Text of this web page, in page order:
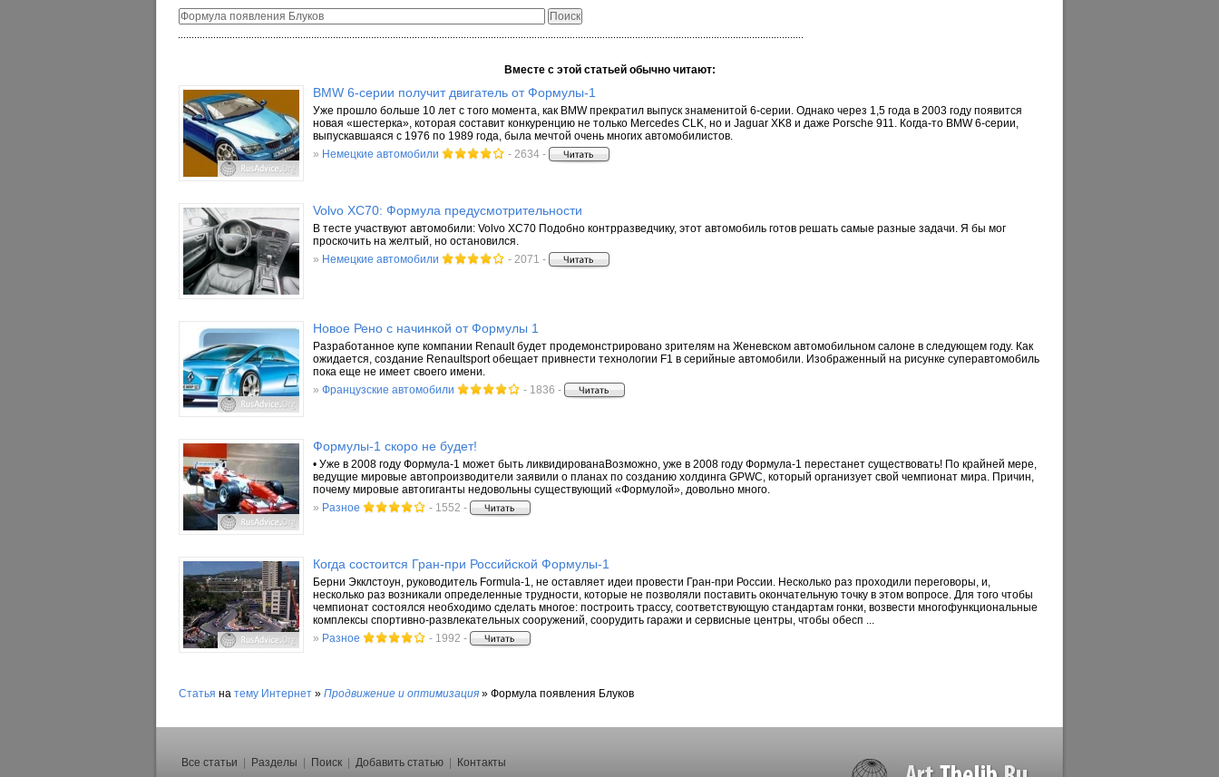
Вместе с этой статьей обычно читают:
BMW 6-серии получит двигатель от Формулы-1
Уже прошло больше 10 лет с того момента, как BMW прекратил выпуск знаменитой 6-серии. Однако через 1,5 года в 2003 году появится
новая «шестерка», которая составит конкуренцию не только Mercedes CLK, но и Jaguar XK8 и даже Porsche 911. Когда-то BMW 6-серии,
выпускавшаяся с 1976 по 1989 года, была мечтой очень многих автомобилистов.
» Немецкие автомобили - 2634 -
Volvo XC70: Формула предусмотрительности
В тесте участвуют автомобили: Volvo XC70 Подобно контрразведчику, этот автомобиль готов решать самые разные задачи. Я бы мог
проскочить на желтый, но остановился.
» Немецкие автомобили - 2071 -
Новое Рено с начинкой от Формулы 1
Разработанное купе компании Renault будет продемонстрировано зрителям на Женевском автомобильном салоне в следующем году. Как
ожидается, создание Renaultsport обещает привнести технологии F1 в серийные автомобили. Изображенный на рисунке суперавтомобиль
пока еще не имеет своего имени.
» Французские автомобили - 1836 -
Формулы-1 скоро не будет!
• Уже в 2008 году Формула-1 может быть ликвидированаВозможно, уже в 2008 году Формула-1 перестанет существовать! По крайней мере,
ведущие мировые автопроизводители заявили о планах по созданию холдинга GPWC, который организует свой чемпионат мира. Причин,
почему мировые автогиганты недовольны существующий «Формулой», довольно много.
» Разное - 1552 -
Когда состоится Гран-при Российской Формулы-1
Берни Экклстоун, руководитель Formula-1, не оставляет идеи провести Гран-при России. Несколько раз проходили переговоры, и,
несколько раз возникали определенные трудности, которые не позволяли поставить окончательную точку в этом вопросе. Для того чтобы
чемпионат состоялся необходимо сделать многое: построить трассу, соответствующую стандартам гонки, возвести многофункциональные
комплексы спортивно-развлекательных сооружений, соорудить гаражи и сервисные центры, чтобы обесп ...
» Разное - 1992 -
Статья на тему Интернет » Продвижение и оптимизация » Формула появления Блуков
Все статьи Разделы Поиск Добавить статью Контакты